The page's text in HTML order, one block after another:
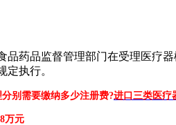
品监督管理部门在受理医疗器
定执行。
别需要缴纳多少注册费?进口三类医疗
万元